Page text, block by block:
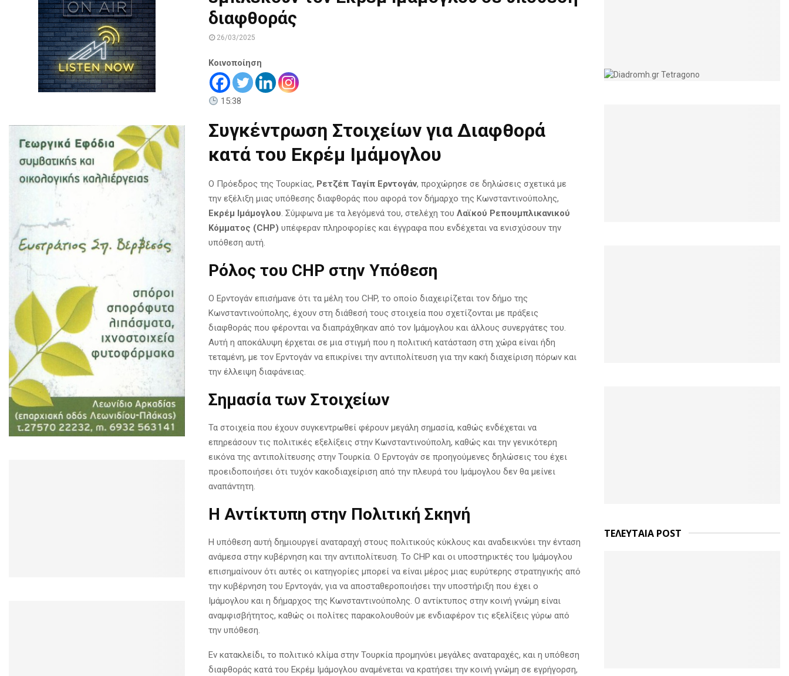
διαφθοράς
26/03/2025
Κοινοποίηση
15:38
Συγκέντρωση Στοιχείων για Διαφθορά
κατά του Εκρέμ Ιμάμογλου
Ο Πρόεδρος της Τουρκίας, Ρετζέπ Ταγίπ Ερντογάν, προχώρησε σε δηλώσεις σχετικά με
την εξέλιξη μιας υπόθεσης διαφθοράς που αφορά τον δήμαρχο της Κωνσταντινούπολης,
Εκρέμ Ιμάμογλου. Σύμφωνα με τα λεγόμενά του, στελέχη του Λαϊκού Ρεπουμπλικανικού
Κόμματος (CHP) υπέφεραν πληροφορίες και έγγραφα που ενδέχεται να ενισχύσουν την
υπόθεση αυτή.
Ρόλος του CHP στην Υπόθεση
Ο Ερντογάν επισήμανε ότι τα μέλη του CHP, το οποίο διαχειρίζεται τον δήμο της
Κωνσταντινούπολης, έχουν στη διάθεσή τους στοιχεία που σχετίζονται με πράξεις
διαφθοράς που φέρονται να διαπράχθηκαν από τον Ιμάμογλου και άλλους συνεργάτες του.
Αυτή η αποκάλυψη έρχεται σε μια στιγμή που η πολιτική κατάσταση στη χώρα είναι ήδη
τεταμένη, με τον Ερντογάν να επικρίνει την αντιπολίτευση για την κακή διαχείριση πόρων και
την έλλειψη διαφάνειας.
Σημασία των Στοιχείων
Τα στοιχεία που έχουν συγκεντρωθεί φέρουν μεγάλη σημασία, καθώς ενδέχεται να
επηρεάσουν τις πολιτικές εξελίξεις στην Κωνσταντινούπολη, καθώς και την γενικότερη
εικόνα της αντιπολίτευσης στην Τουρκία. Ο Ερντογάν σε προηγούμενες δηλώσεις του έχει
προειδοποιήσει ότι τυχόν κακοδιαχείριση από την πλευρά του Ιμάμογλου δεν θα μείνει
αναπάντητη.
Η Αντίκτυπη στην Πολιτική Σκηνή
Η υπόθεση αυτή δημιουργεί αναταραχή στους πολιτικούς κύκλους και αναδεικνύει την ένταση
ανάμεσα στην κυβέρνηση και την αντιπολίτευση. Το CHP και οι υποστηρικτές του Ιμάμογλου
επισημαίνουν ότι αυτές οι κατηγορίες μπορεί να είναι μέρος μιας ευρύτερης στρατηγικής από
την κυβέρνηση του Ερντογάν, για να αποσταθεροποιήσει την υποστήριξη που έχει ο
Ιμάμογλου και η δήμαρχος της Κωνσταντινούπολης. Ο αντίκτυπος στην κοινή γνώμη είναι
αναμφισβήτητος, καθώς οι πολίτες παρακολουθούν με ενδιαφέρον τις εξελίξεις γύρω από
την υπόθεση.
Εν κατακλείδι, το πολιτικό κλίμα στην Τουρκία προμηνύει μεγάλες αναταραχές, και η υπόθεση
διαφθοράς κατά του Εκρέμ Ιμάμογλου αναμένεται να κρατήσει την κοινή γνώμη σε εγρήγορση,
ΤΕΛΕΥΤΑΙΑ POST